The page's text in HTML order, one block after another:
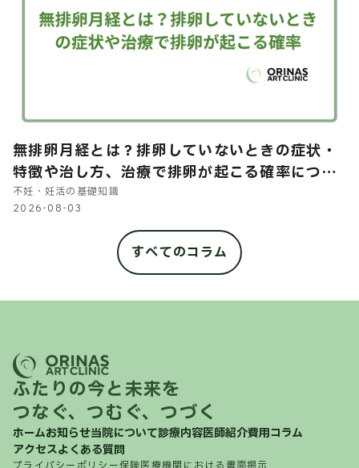
無排卵月経とは？排卵していないときの症状・
特徴や治し方、治療で排卵が起こる確率につい
て解説
不妊・妊活の基礎知識
2026-08-03
すべてのコラム
ふたりの今と未来を
つなぐ、つむぐ、つづく
ホームお知らせ当院について診療内容医師紹介費用コラム
アクセスよくある質問